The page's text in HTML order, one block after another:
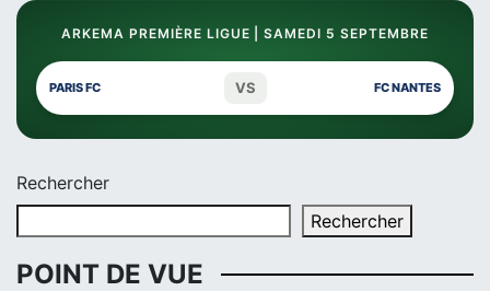
ARKEMA PREMIÈRE LIGUE | SAMEDI 5 SEPTEMBRE
PARIS FC VS FC NANTES
Rechercher
Rechercher
POINT DE VUE